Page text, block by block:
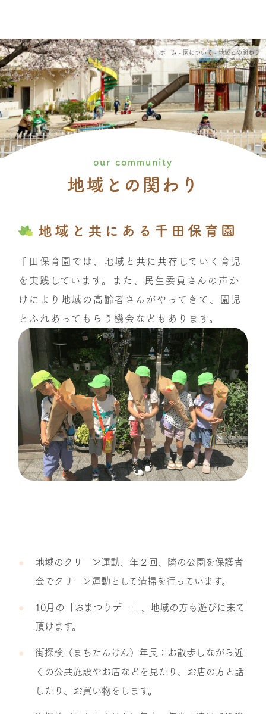
ホーム - 園について - 地域との関わり
our community
地域との関わり
地域と共にある千田保育園
千田保育園では、地域と共に共存していく育児
を実践しています。また、民生委員さんの声か
けにより地域の高齢者さんがやってきて、園児
とふれあってもらう機会などもあります。
地域のクリーン運動、年２回、隣の公園を保護者
会でクリーン運動として清掃を行っています。
10月の「おまつりデー」、地域の方も遊びに来て
頂けます。
街探検（まちたんけん）年長：お散歩しながら近
くの公共施設やお店などを見たり、お店の方と話
したり、お買い物をします。